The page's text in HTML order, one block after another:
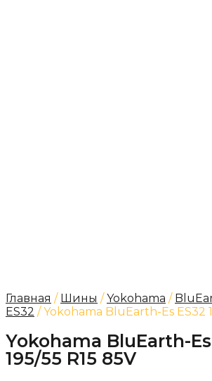
Главная / Шины /Yokohama /
ES32 / Yokohama BluEarth-Es ES32
Yokohama BluEarth-Es
195/55 R15 85V